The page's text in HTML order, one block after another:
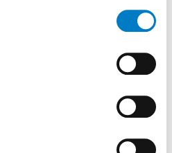
vedetään katonrajassa